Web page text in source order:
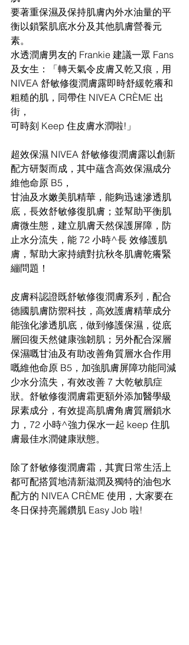
要著重保濕及保持肌膚內外水油量的平
衡以鎖緊肌底水分及其他肌膚營養元
素。
水透潤膚男友的 Frankie 建議一眾 Fans
及女生：「轉天氣令皮膚又乾又痕，用
NIVEA 舒敏修復潤膚露即時舒緩乾癢和
粗糙的肌，同帶住 NIVEA CRÈME 出
街，
可時刻 Keep 住皮膚水潤啦!」
超效保濕 NIVEA 舒敏修復潤膚露以創新
配方研製而成，其中蘊含高效保濕成分
維他命原 B5，
甘油及水嫩美肌精華，能夠迅速滲透肌
底，長效舒敏修復肌膚；並幫助平衡肌
膚微生態，建立肌膚天然保護屏障，防
止水分流失，能 72 小時^長 效修護肌
膚，幫助大家持續對抗秋冬肌膚乾癢緊
繃問題！
皮膚科認證既舒敏修復潤膚系列，配合
德國肌膚防禦科技，高效護膚精華成分
能強化滲透肌底，做到修護保濕，從底
層回復天然健康強韌肌；另外配合深層
保濕嘅甘油及有助改善角質層水合作用
嘅維他命原 B5，加強肌膚屏障功能同減
少水分流失，有效改善 7 大乾敏肌症
狀。舒敏修復潤膚霜更額外添加醫學級
尿素成分，有效提高肌膚角膚質層鎖水
力，72 小時^強力保水一起 keep 住肌
膚最佳水潤健康狀態。
除了舒敏修復潤膚霜，其實日常生活上
都可配搭質地清新滋潤及獨特的油包水
配方的 NIVEA CRÈME 使用，大家要在
冬日保持亮麗鑽肌 Easy Job 啦!